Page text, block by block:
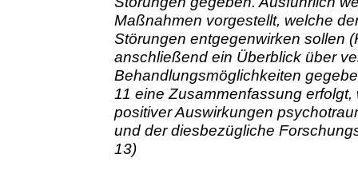
Maßnahmen vorgestellt, welche
Störungen entgegenwirken sollen
anschließend ein Überblick über
Behandlungsmöglichkeiten
11 eine Zusammenfassung
positiver Auswirkungen
und der diesbezügliche
13)